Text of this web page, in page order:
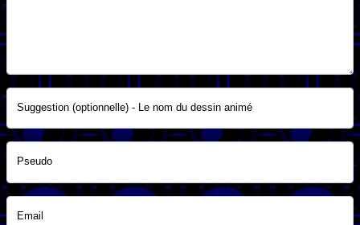
Suggestion (optionnelle) - Le nom du dessin animé
Pseudo
Email